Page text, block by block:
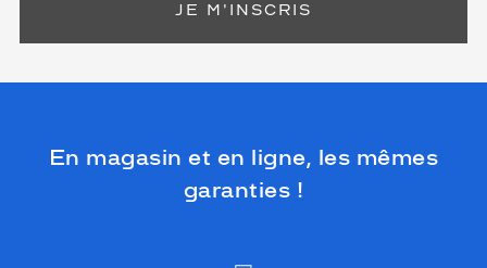
JE M'INSCRIS
En magasin et en ligne, les mêmes
garanties !